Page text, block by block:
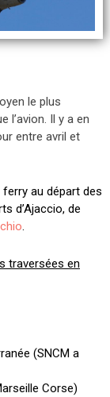
le plus
l’avion. Il y a en
entre avril et
au départ des
d’Ajaccio, de
.
traversées en
(SNCM a
Corse)